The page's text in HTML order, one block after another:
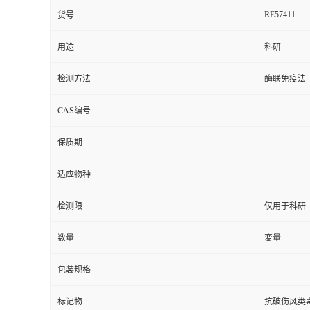
货号 RE57411
用途 科研
检测方法 酶联免疫法
CAS编号
保质期
适应物种
检测限 仅用于科研
数量 変量
包装规格
标记物 抗破伤风类